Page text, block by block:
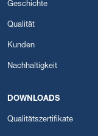
Geschichte
Qualität
Kunden
Nachhaltigkeit
DOWNLOADS
Qualitätszertifikate